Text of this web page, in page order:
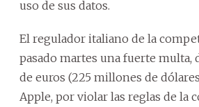
uso de sus datos.
El regulador italiano de la
pasado martes una fuerte multa,
de euros (225 millones de
Apple, por violar las reglas de la